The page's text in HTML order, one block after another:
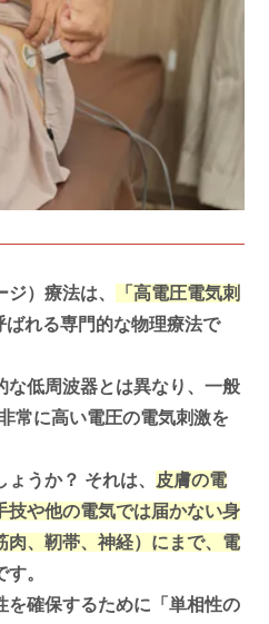
）療法は、
「高電圧電気刺
ばれる専門的な物理療法で
な低周波器とは異なり、一般
常に高い電圧の電気刺激を
うか？ それは、 皮膚の電
技や他の電気では届かない身
肉、靭帯、神経）にまで、電
す。
を確保するために「単相性の